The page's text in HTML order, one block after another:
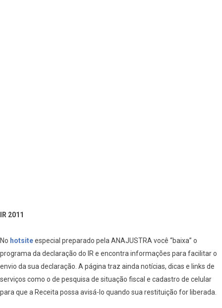
IR 2011
No hotsiteespecial preparado pela ANAJUSTRA você “baixa” o
programa da declaração do IR e encontra informações para facilitar o
envio da sua declaração. A página traz ainda notícias, dicas e links de
serviços como o de pesquisa de situação fiscal e cadastro de celular
para que a Receita possa avisá-lo quando sua restituição for liberada.